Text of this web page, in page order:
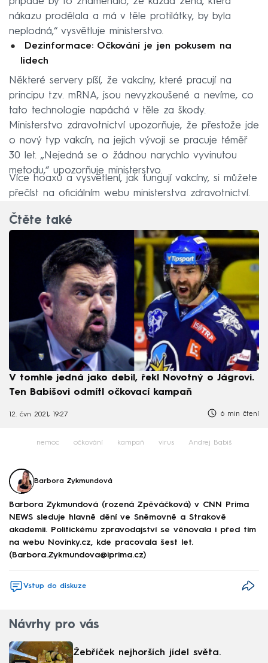
nákazu prodělala a má v těle protilátky, by byla
neplodná,“ vysvětluje ministerstvo.
Dezinformace: Očkování je jen pokusem na
lidech
Některé servery píší, že vakcíny, které pracují na
principu tzv. mRNA, jsou nevyzkoušené a nevíme, co
tato technologie napáchá v těle za škody.
Ministerstvo zdravotnictví upozorňuje, že přestože jde
o nový typ vakcín, na jejich vývoji se pracuje téměř
30 let. „Nejedná se o žádnou narychlo vyvinutou
metodu,“ upozorňuje ministerstvo.
Více hoaxů a vysvětlení, jak fungují vakcíny, si můžete
přečíst na oficiálním webu ministerstva zdravotnictví.
Čtěte také
V tomhle jedná jako debil, řekl Novotný o Jágrovi.
Ten Babišovi odmítl očkovací kampaň
12. čvn 2021, 19:27 6 min čtení
nemoc očkování kampaň virus Andrej Babiš
Barbora Zykmundová
Barbora Zykmundová (rozená Zpěváčková) v CNN Prima
NEWS sleduje hlavně dění ve Sněmovně a Strakově
akademii. Politickému zpravodajství se věnovala i před tím
na webu Novinky.cz, kde pracovala šest let.
(Barbora.Zykmundova@iprima.cz)
Vstup do diskuze
Návrhy pro vás
Žebříček nejhorších jídel světa.